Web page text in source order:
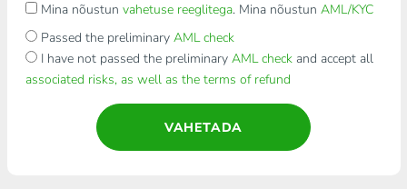
Mina nõustun vahetuse reeglitega. Mina nõustun AML/KYC
Passed the preliminary AML check
I have not passed the preliminary AML checkand accept all
associated risks, as well as the terms of refund
VAHETADA